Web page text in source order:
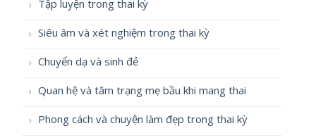
Tập luyện trong thai kỳ
Siêu âm và xét nghiệm trong thai kỳ
Chuyển dạ và sinh đẻ
Quan hệ và tâm trạng mẹ bầu khi mang thai
Phong cách và chuyện làm đẹp trong thai kỳ